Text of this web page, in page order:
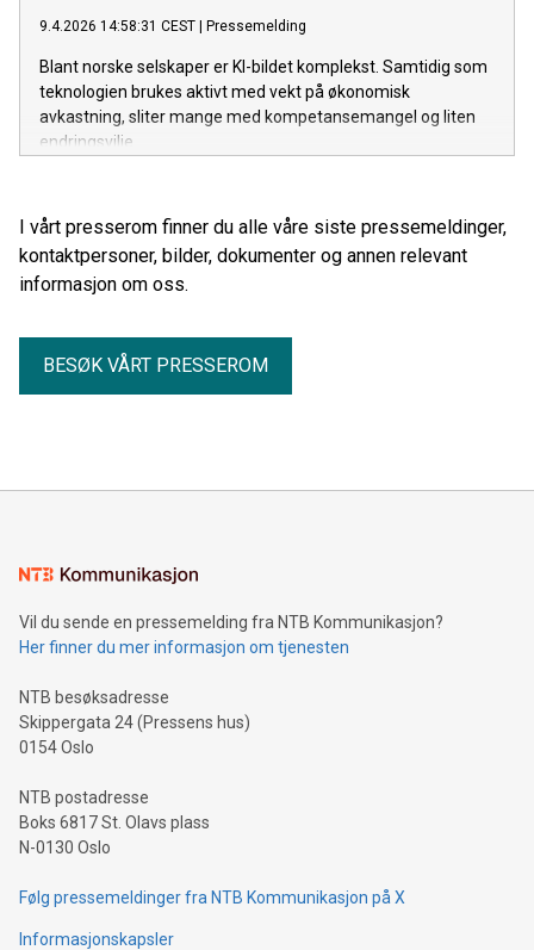
9.4.2026 14:58:31 CEST Pressemelding
Blant norske selskaper er KI-bildet komplekst. Samtidig som
teknologien brukes aktivt med vekt på økonomisk
avkastning, sliter mange med kompetansemangel og liten
endringsvilje.
I vårt presserom finner du alle våre siste pressemeldinger,
kontaktpersoner, bilder, dokumenter og annen relevant
informasjon om oss.
BESØK VÅRT PRESSEROM
Vil du sende en pressemelding fra NTB Kommunikasjon?
Her finner du mer informasjon om tjenesten
NTB besøksadresse
Skippergata 24 (Pressens hus)
0154 Oslo
NTB postadresse
Boks 6817 St. Olavs plass
N-0130 Oslo
Følg pressemeldinger fra NTB Kommunikasjon på X
Informasjonskapsler